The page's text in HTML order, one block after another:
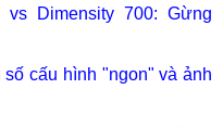
vs Dimensity 700: Gừng
số cấu hình "ngon" và ảnh